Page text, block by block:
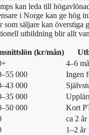
kan leda till
i Norge kan ge hög
som säljare kan överstiga
utbildning blir allt
(kr/mån)
4–6
000
Ingen
000
000
000
Kort
ca 2 år
1–2 år